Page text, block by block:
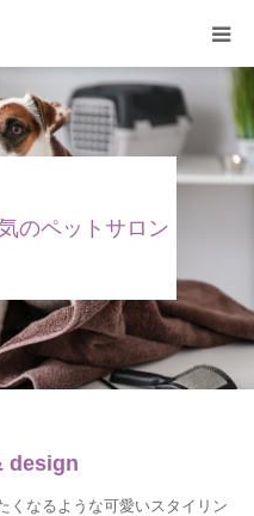
のペットサロン
design
くなるような可愛いスタイリン